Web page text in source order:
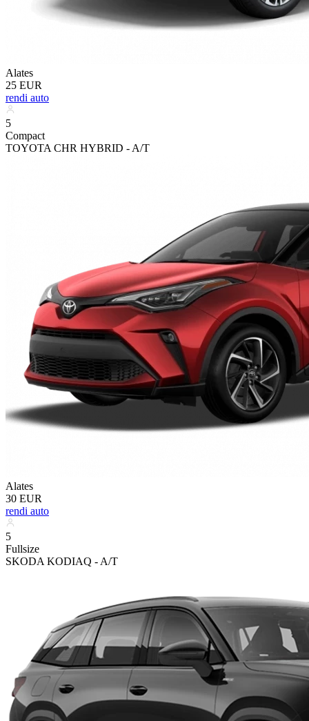
Alates
25 EUR
rendi auto
5
Compact
TOYOTA CHR HYBRID - A/T
Alates
30 EUR
rendi auto
5
Fullsize
SKODA KODIAQ - A/T